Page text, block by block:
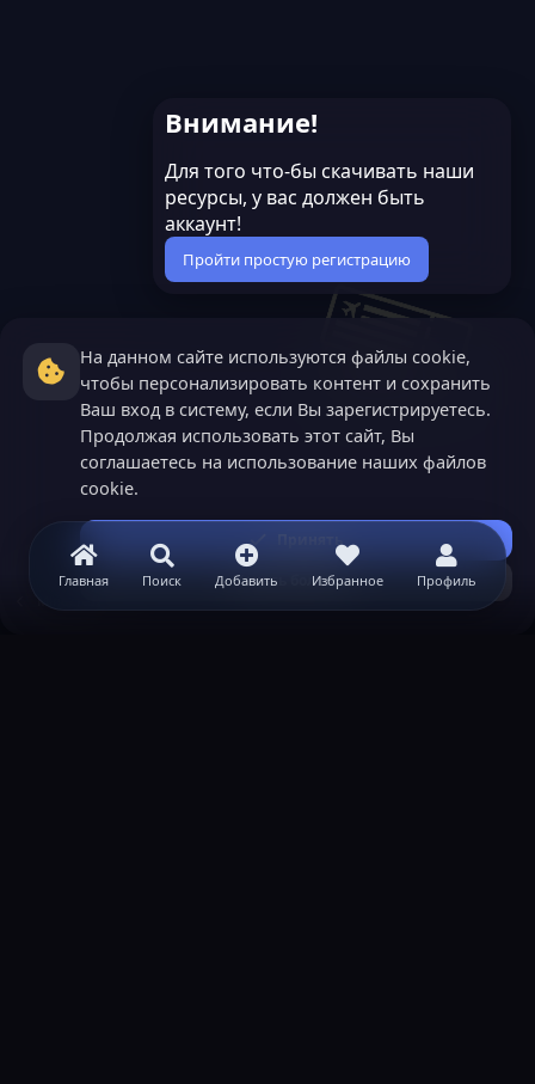
Главная Поиск Добавить Избранное Профиль
Внимание!
Для того что-бы скачивать наши
ресурсы, у вас должен быть
аккаунт!
Пройти простую регистрацию
На данном сайте используются файлы cookie,
чтобы персонализировать контент и сохранить
Ваш вход в систему, если Вы зарегистрируетесь.
Продолжая использовать этот сайт, Вы
соглашаетесь на использование наших файлов
cookie.
Принять
Узнать больше...